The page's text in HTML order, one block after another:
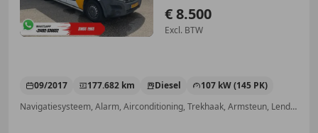
€ 8.500
Excl. BTW
09/2017 177.682 km Diesel
107 kW (145 PK)
Navigatiesysteem, Alarm, Airconditioning, Trekhaak, Armsteun, Lendensteun, Boordcomputer, Multifunctioneel stuurwiel